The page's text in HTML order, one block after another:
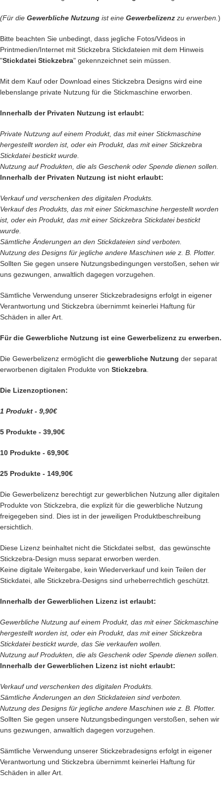
(Für die Gewerbliche Nutzung ist eine Gewerbelizenz zu erwerben. )
Bitte beachten Sie unbedingt, dass jegliche Fotos/Videos in
Printmedien/Internet mit Stickzebra Stickdateien mit dem Hinweis
"Stickdatei Stickzebra" gekennzeichnet sein müssen.
Mit dem Kauf oder Download eines Stickzebra Designs wird eine
lebenslange private Nutzung für die Stickmaschine erworben.
Innerhalb der Privaten Nutzung ist erlaubt:
Private Nutzung auf einem Produkt, das mit einer Stickmaschine
hergestellt worden ist, oder ein Produkt, das mit einer Stickzebra
Stickdatei bestickt wurde.
Nutzung auf Produkten, die als Geschenk oder Spende dienen sollen.
Innerhalb der Privaten Nutzung ist nicht erlaubt:
Verkauf und verschenken des digitalen Produkts.
Verkauf des Produkts, das mit einer Stickmaschine hergestellt worden
ist, oder ein Produkt, das mit einer Stickzebra Stickdatei bestickt
wurde.
Sämtliche Änderungen an den Stickdateien sind verboten.
Nutzung des Designs für jegliche andere Maschinen wie z. B. Plotter.
Sollten Sie gegen unsere Nutzungsbedingungen verstoßen, sehen wir
uns gezwungen, anwaltlich dagegen vorzugehen.
Sämtliche Verwendung unserer Stickzebradesigns erfolgt in eigener
Verantwortung und Stickzebra übernimmt keinerlei Haftung für
Schäden in aller Art.
Für die Gewerbliche Nutzung ist eine Gewerbelizenz zu erwerben.
Die Gewerbelizenz ermöglicht die gewerbliche Nutzung der separat
erworbenen digitalen Produkte von Stickzebra
Die Lizenzoptionen:
1 Produkt - 9,90€
5 Produkte - 39,90€
10 Produkte - 69,90€
25 Produkte - 149,90€
Die Gewerbelizenz berechtigt zur gewerblichen Nutzung aller digitalen
Produkte von Stickzebra, die explizit für die gewerbliche Nutzung
freigegeben sind. Dies ist in der jeweiligen Produktbeschreibung
ersichtlich.
Diese Lizenz beinhaltet nicht die Stickdatei selbst, das gewünschte
Stickzebra-Design muss separat erworben werden.
Keine digitale Weitergabe, kein Wiederverkauf und kein Teilen der
Stickdatei, alle Stickzebra-Designs sind urheberrechtlich geschützt.
Innerhalb der Gewerblichen Lizenz ist erlaubt:
Gewerbliche Nutzung auf einem Produkt, das mit einer Stickmaschine
hergestellt worden ist, oder ein Produkt, das mit einer Stickzebra
Stickdatei bestickt wurde, das Sie verkaufen wollen.
Nutzung auf Produkten, die als Geschenk oder Spende dienen sollen.
Innerhalb der Gewerblichen Lizenz ist nicht erlaubt:
Verkauf und verschenken des digitalen Produkts.
Sämtliche Änderungen an den Stickdateien sind verboten.
Nutzung des Designs für jegliche andere Maschinen wie z. B. Plotter.
Sollten Sie gegen unsere Nutzungsbedingungen verstoßen, sehen wir
uns gezwungen, anwaltlich dagegen vorzugehen.
Sämtliche Verwendung unserer Stickzebradesigns erfolgt in eigener
Verantwortung und Stickzebra übernimmt keinerlei Haftung für
Schäden in aller Art.